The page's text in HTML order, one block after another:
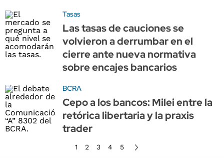
Tasas
Las tasas de cauciones se
volvieron a derrumbar en el
cierre ante nueva normativa
sobre encajes bancarios
BCRA
Cepo a los bancos: Milei entre la
retórica libertaria y la praxis
trader
1 2 3 4 5